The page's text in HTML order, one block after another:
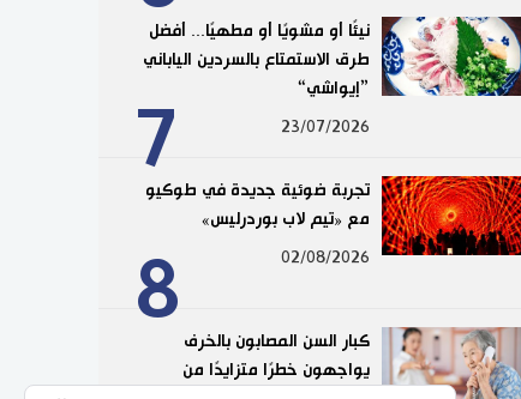
7
نيئًا أو مشويًا أو مطهيًا... أفضل
طرق الاستمتاع بالسردين الياباني
”إيواشي“
23/07/2026
8
تجربة ضوئية جديدة في طوكيو
مع «تيم لاب بوردرليس»
02/08/2026
كبار السن المصابون بالخرف
يواجهون خطرًا متزايدًا من